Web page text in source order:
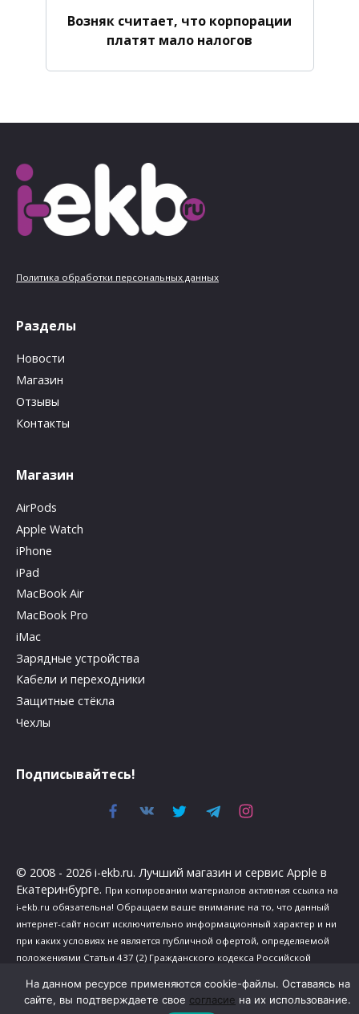
Возняк считает, что корпорации
платят мало налогов
Политика обработки персональных данных
Разделы
Новости
Магазин
Отзывы
Контакты
Магазин
AirPods
Apple Watch
iPhone
iPad
MacBook Air
MacBook Pro
iMac
Зарядные устройства
Кабели и переходники
Защитные стёкла
Чехлы
Подписывайтесь!
© 2008 - 2026 i-ekb.ru. Лучший магазин и сервис Apple в
Екатеринбурге. При копировании материалов активная ссылка на
i-ekb.ru обязательна! Обращаем ваше внимание на то, что данный
интернет-сайт носит исключительно информационный характер и ни
при каких условиях не является публичной офертой, определяемой
положениями Статьи 437 (2) Гражданского кодекса Российской
Политика в отношении обработки персональных данных .
Сведения о реализуемых требованиях к защите персональных
На данном ресурсе применяются cookie-файлы. Оставаясь на
сайте, вы подтверждаете свое согласие на их использование.